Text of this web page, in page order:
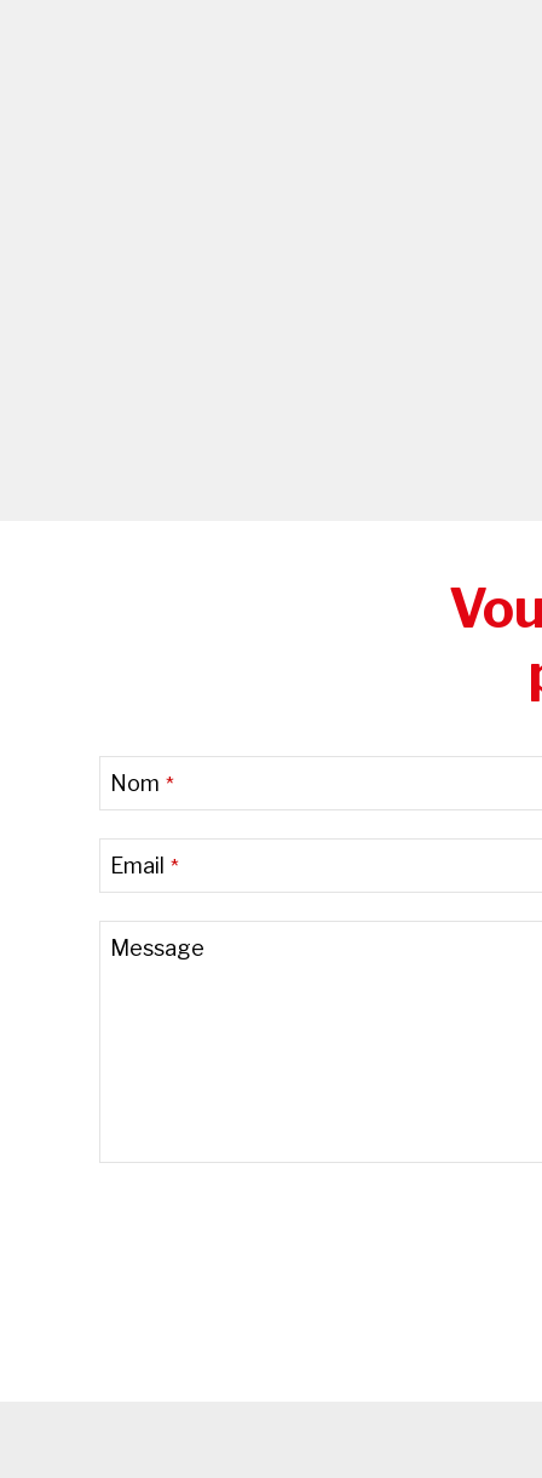
Nom *
Email *
Message